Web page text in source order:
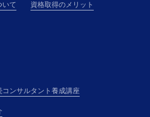
いて 資格取得のメリット
コンサルタント養成講座